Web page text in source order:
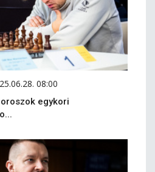
08:00
egykori